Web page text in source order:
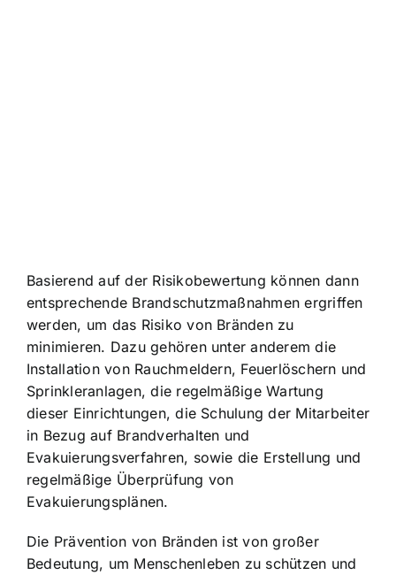
Basierend auf der Risikobewertung können dann
entsprechende Brandschutzmaßnahmen ergriffen
werden, um das Risiko von Bränden zu
minimieren. Dazu gehören unter anderem die
Installation von Rauchmeldern, Feuerlöschern und
Sprinkleranlagen, die regelmäßige Wartung
dieser Einrichtungen, die Schulung der Mitarbeiter
in Bezug auf Brandverhalten und
Evakuierungsverfahren, sowie die Erstellung und
regelmäßige Überprüfung von
Evakuierungsplänen.
Die Prävention von Bränden ist von großer
Bedeutung, um Menschenleben zu schützen und